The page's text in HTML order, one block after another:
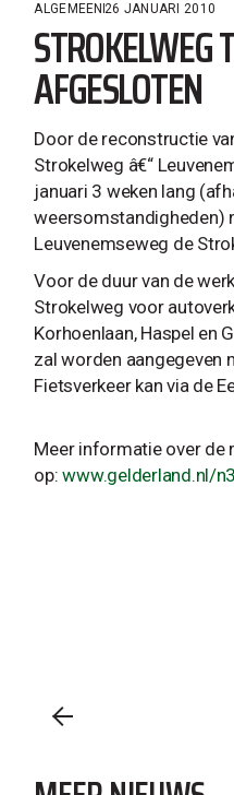
ALGEMEEN 26 JANUARI 2010
STROKELWEG
AFGESLOTEN
Door de reconstructie
Strokelweg â€“
januari 3 weken lang
weersomstandigheden)
Leuvenemseweg de
Voor de duur van de
Strokelweg voor
Korhoenlaan, Haspel en
zal worden aangegeven
Fietsverkeer kan via de
Meer informatie over de
op:www.gelderland.nl/